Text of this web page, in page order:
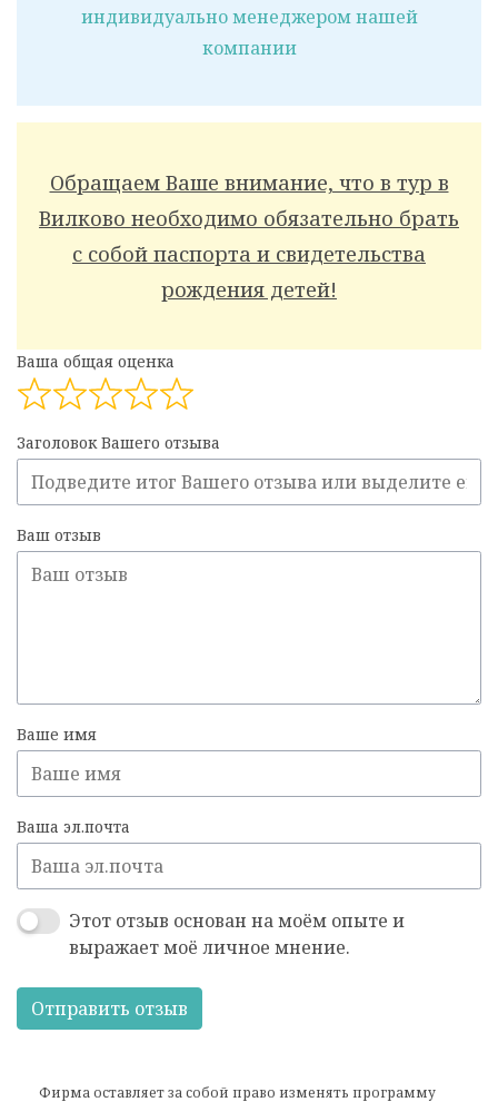
индивидуально менеджером нашей
компании
Обращаем Ваше внимание, что в тур в
Вилково необходимо обязательно брать
с собой паспорта и свидетельства
рождения детей!
Ваша общая оценка
Заголовок Вашего отзыва
Ваш отзыв
Ваше имя
Ваша эл.почта
Этот отзыв основан на моём опыте и
выражает моё личное мнение.
Отправить отзыв
Фирма оставляет за собой право изменять программу